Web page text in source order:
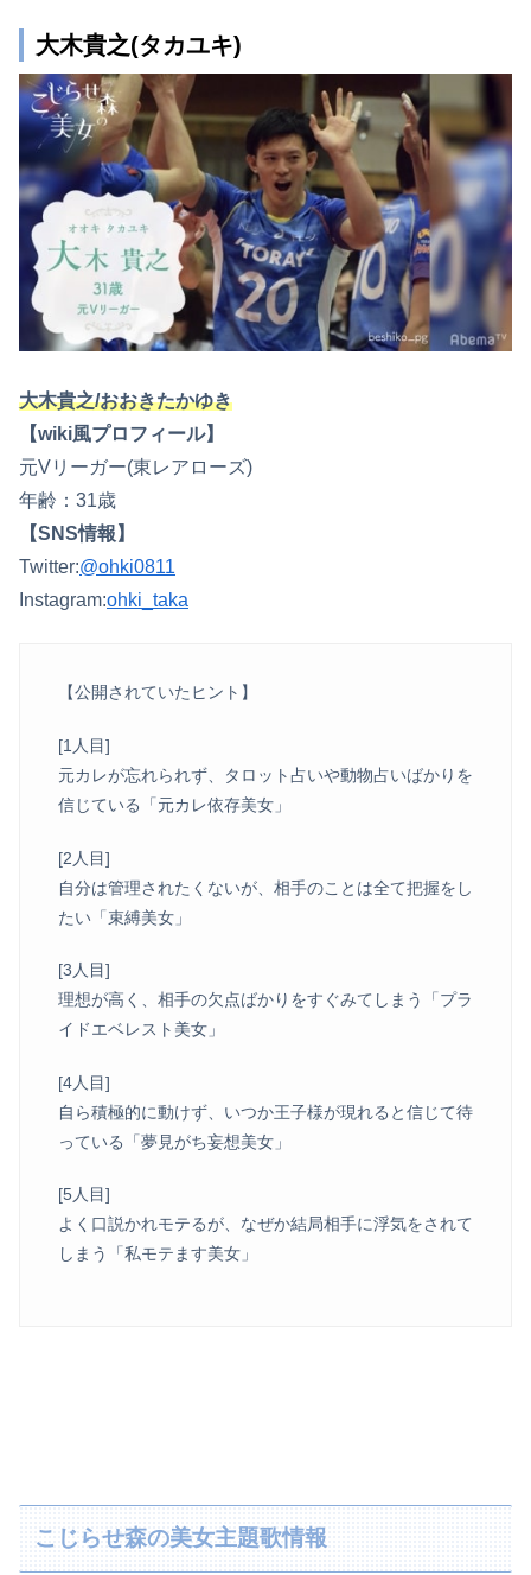
大木貴之(タカユキ)
大木貴之/おおきたかゆき
【wiki風プロフィール】
元Vリーガー(東レアローズ)
年齢：31歳
【SNS情報】
Twitter:@ohki0811
Instagram:ohki_taka
【公開されていたヒント】
[1人目]
元カレが忘れられず、タロット占いや動物占いばかりを
信じている「元カレ依存美女」
[2人目]
自分は管理されたくないが、相手のことは全て把握をし
たい「束縛美女」
[3人目]
理想が高く、相手の欠点ばかりをすぐみてしまう「プラ
イドエベレスト美女」
[4人目]
自ら積極的に動けず、いつか王子様が現れると信じて待
っている「夢見がち妄想美女」
[5人目]
よく口説かれモテるが、なぜか結局相手に浮気をされて
しまう「私モテます美女」
こじらせ森の美女主題歌情報